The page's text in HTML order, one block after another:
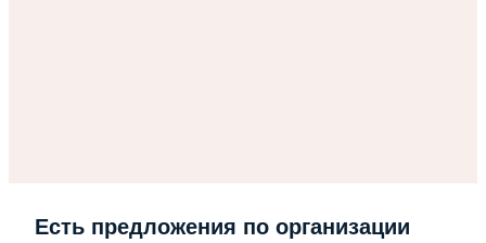
Есть предложения по организации